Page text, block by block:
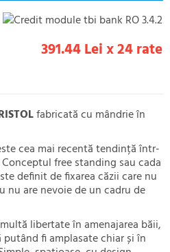
391.44 Lei x 24 rate
fabricată cu mândrie în
cea mai recentă tendință într-
free standing sau cada
definit de fixarea căzii care nu
nu are nevoie de un cadru de
libertate în amenajarea băii,
fi amplasate chiar și în